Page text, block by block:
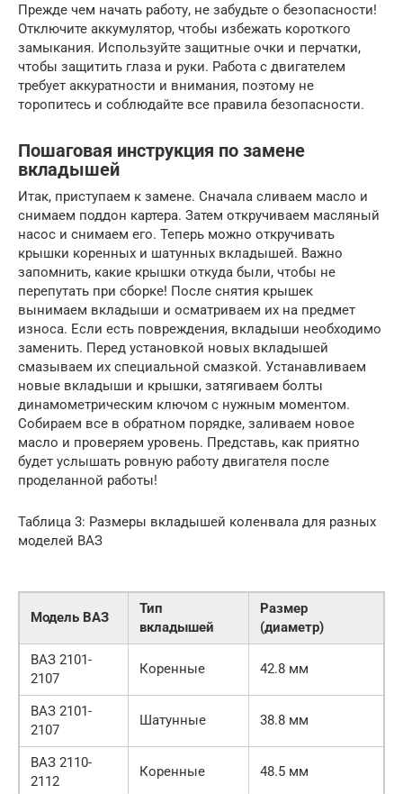
Прежде чем начать работу, не забудьте о безопасности!
Отключите аккумулятор, чтобы избежать короткого
замыкания. Используйте защитные очки и перчатки,
чтобы защитить глаза и руки. Работа с двигателем
требует аккуратности и внимания, поэтому не
торопитесь и соблюдайте все правила безопасности.
Пошаговая инструкция по замене
вкладышей
Итак, приступаем к замене. Сначала сливаем масло и
снимаем поддон картера. Затем откручиваем масляный
насос и снимаем его. Теперь можно откручивать
крышки коренных и шатунных вкладышей. Важно
запомнить, какие крышки откуда были, чтобы не
перепутать при сборке! После снятия крышек
вынимаем вкладыши и осматриваем их на предмет
износа. Если есть повреждения, вкладыши необходимо
заменить. Перед установкой новых вкладышей
смазываем их специальной смазкой. Устанавливаем
новые вкладыши и крышки, затягиваем болты
динамометрическим ключом с нужным моментом.
Собираем все в обратном порядке, заливаем новое
масло и проверяем уровень. Представь, как приятно
будет услышать ровную работу двигателя после
проделанной работы!
Таблица 3: Размеры вкладышей коленвала для разных
моделей ВАЗ
Модель ВАЗ
Тип
вкладышей
Размер
(диаметр)
ВАЗ 2101-
2107
Коренные 42.8 мм
ВАЗ 2101-
2107
Шатунные 38.8 мм
ВАЗ 2110-
2112
Коренные 48.5 мм